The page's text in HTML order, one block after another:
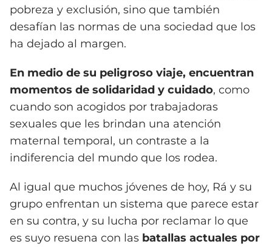
pobreza y exclusión, sino que también
desafían las normas de una sociedad que los
ha dejado al margen.
En medio de su peligroso viaje, encuentran
momentos de solidaridad y cuidado, como
cuando son acogidos por trabajadoras
sexuales que les brindan una atención
maternal temporal, un contraste a la
indiferencia del mundo que los rodea.
Al igual que muchos jóvenes de hoy, Rá y su
grupo enfrentan un sistema que parece estar
en su contra, y su lucha por reclamar lo que
es suyo resuena con las batallas actuales por